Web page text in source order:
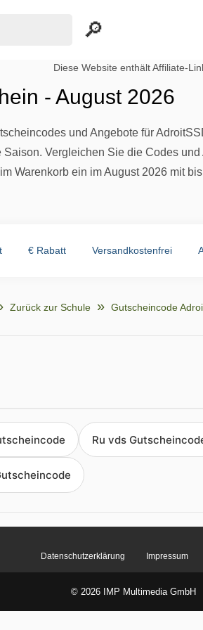
Diese Website enthält Affiliate-
- August 2026
und Angebote für
Vergleichen Sie die Codes
Warenkorb ein im August 2026 mit
€ Rabatt Versandkostenfrei
Zurück zur Schule Gutscheincode
Ru vds
Datenschutzerklärung Impressum
© 2026 IMP Multimedia GmbH